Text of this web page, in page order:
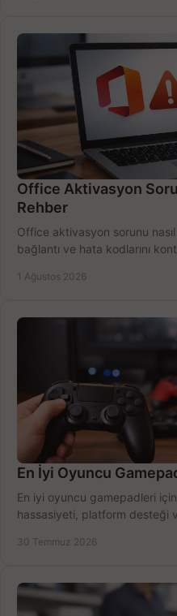
Office Aktivasyon
Rehber
Office aktivasyon sorunu
bağlantı ve hata kodlarını
1 Ağustos 2026
En İyi Oyuncu
En iyi oyuncu gamepadleri
hassasiyeti, platform desteği
30 Temmuz 2026